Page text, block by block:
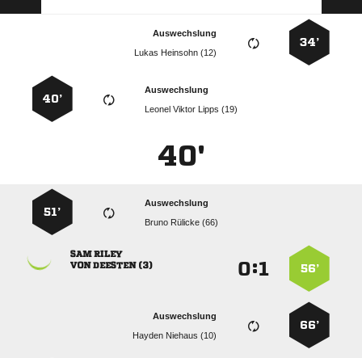
34’
Auswechslung
  
Auswechslung
   
40’
40'
Auswechslung
  
51’
56’
:
 
  
66’
Auswechslung
  